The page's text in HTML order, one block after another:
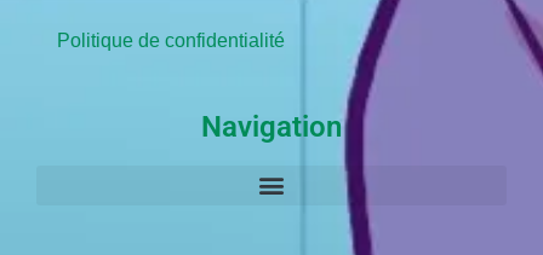
Politique de confidentialité
Navigation